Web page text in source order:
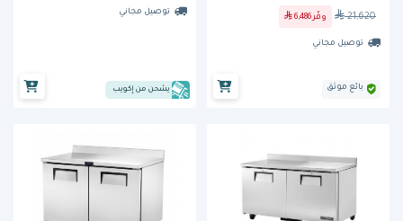
21,620 وفّر 6,486
توصيل مجاني
بائع موثق
توصيل مجاني
يشحن من إكويب